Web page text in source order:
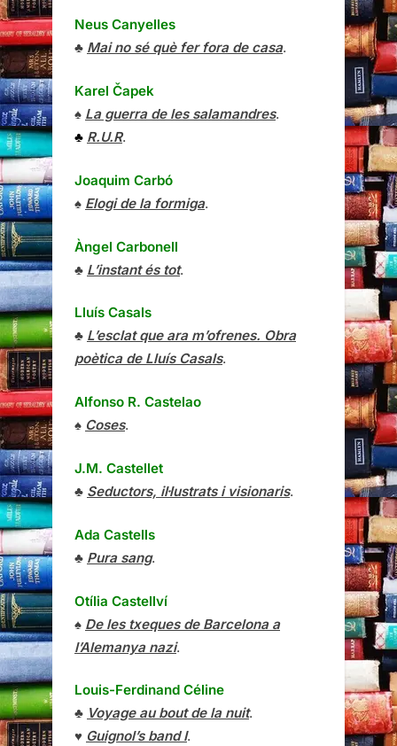
Neus Canyelles
♣ Mai no sé què fer fora de casa.
Karel Čapek
♠ La guerra de les salamandres.
♣ R.U.R.
Joaquim Carbó
♠ Elogi de la formiga.
Àngel Carbonell
♣ L’instant és tot.
Lluís Casals
♣ L’esclat que ara m’ofrenes. Obra
poètica de Lluís Casals.
Alfonso R. Castelao
♠ Coses.
J.M. Castellet
♣ Seductors, il·lustrats i visionaris.
Ada Castells
♣ Pura sang.
Otília Castellví
♠ De les txeques de Barcelona a
l’Alemanya nazi.
Louis-Ferdinand Céline
♣ Voyage au bout de la nuit.
♥ Guignol’s band I.